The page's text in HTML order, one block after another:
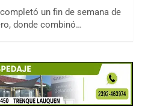
un fin de semana de
donde combinó…